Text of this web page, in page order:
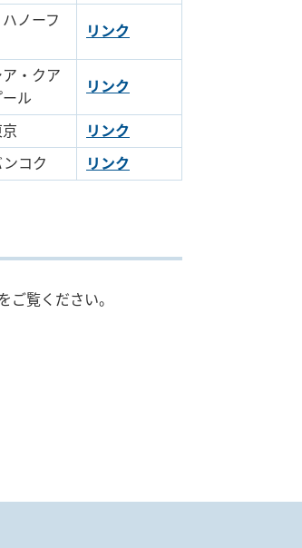
ハノーフ
リンク
・クア
ル
リンク
京 リンク
コク リンク
ご覧ください。